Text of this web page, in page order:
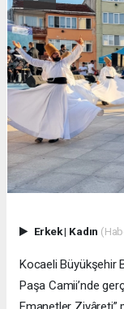
Erkek| Kadın
Kocaeli Büyükşehir
Paşa Camii’nde